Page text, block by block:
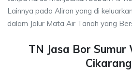
Lainnya pada Aliran yang di
dalam Jalur Mata Air Tanah yang
TN Jasa Bor Sumur
Cikarang